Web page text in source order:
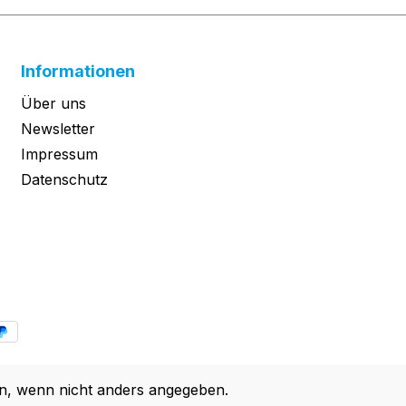
Informationen
Über uns
Newsletter
Impressum
Datenschutz
wenn nicht anders angegeben.